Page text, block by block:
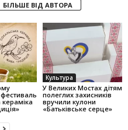
БІЛЬШЕ ВІД АВТОРА
Культура
У Великих Мостах дітям
полеглих захисників
вручили кулони
«Батьківське серце»